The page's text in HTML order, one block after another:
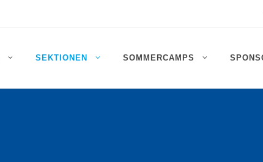
SEKTIONEN SOMMERCAMPS